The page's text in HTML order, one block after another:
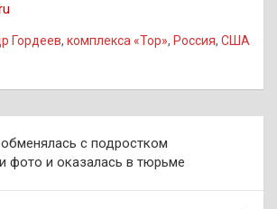
Гордеев, комплекса «Тор», Россия, США
с подростком
фото и оказалась в тюрьме